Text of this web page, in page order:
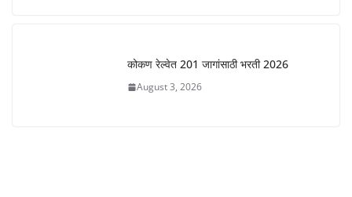
कोकण रेल्वेत 201 जागांसाठी भरती 2026
August 3, 2026